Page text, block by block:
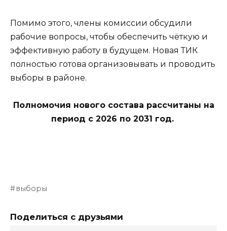
Помимо этого, члены комиссии обсудили
рабочие вопросы, чтобы обеспечить чёткую и
эффективную работу в будущем. Новая ТИК
полностью готова организовывать и проводить
выборы в районе.
Полномочия нового состава рассчитаны на
период с 2026 по 2031 год.
выборы
Поделиться с друзьями